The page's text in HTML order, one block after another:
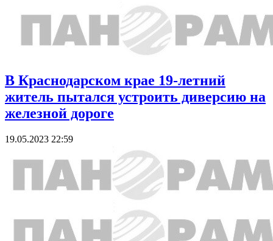
В Краснодарском крае 19-летний
житель пытался устроить диверсию на
железной дороге
19.05.2023 22:59